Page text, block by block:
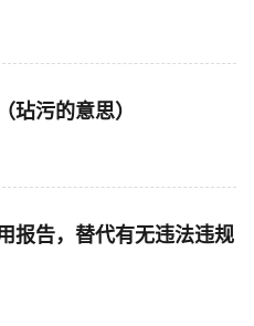
玷污的意思）
报告，替代有无违法违规